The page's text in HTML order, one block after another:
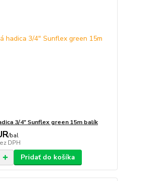
3/4" Sunflex green 15m balík
/bal
DPH
Pridať do košíka